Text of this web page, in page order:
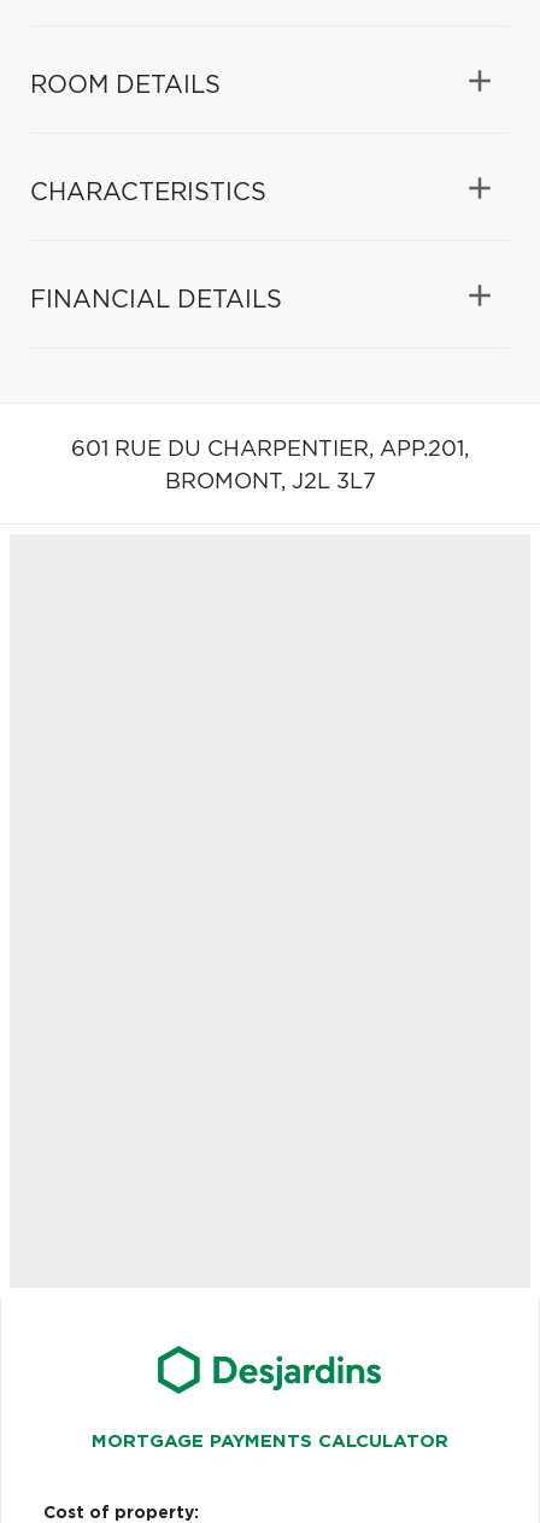
ROOM DETAILS
CHARACTERISTICS
FINANCIAL DETAILS
601 RUE DU CHARPENTIER, APP.201,
BROMONT, J2L 3L7
MORTGAGE PAYMENTS CALCULATOR
Cost of property: